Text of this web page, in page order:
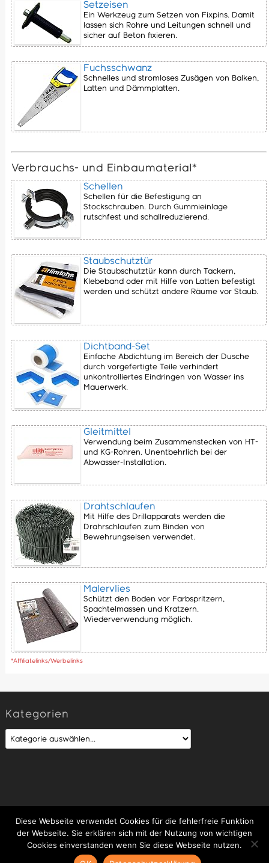
Setzeisen
Ein Werkzeug zum Setzen von Fixpins. Damit
lassen sich Rohre und Leitungen schnell und
sicher auf Beton fixieren.
Fuchsschwanz
Schnelles und stromloses Zusägen von Balken,
Latten und Dämmplatten.
Verbrauchs- und Einbaumaterial*
Schellen
Schellen für die Befestigung an
Stockschrauben. Durch Gummieinlage
rutschfest und schallreduzierend.
Staubschutztür
Die Staubschutztür kann durch Tackern,
Klebeband oder mit Hilfe von Latten befestigt
werden und schützt andere Räume vor Staub.
Dichtband-Set
Einfache Abdichtung im Bereich der Dusche
durch vorgefertigte Teile verhindert
unkontrolliertes Eindringen von Wasser ins
Mauerwerk.
Gleitmittel
Verwendung beim Zusammenstecken von HT-
und KG-Rohren. Unentbehrlich bei der
Abwasser-Installation.
Drahtschlaufen
Mit Hilfe des Drillapparats werden die
Drahrschlaufen zum Binden von
Bewehrungseisen verwendet.
Malervlies
Schützt den Boden vor Farbspritzern,
Spachtelmassen und Kratzern.
Wiederverwendung möglich.
*Affiliatelinks/Werbelinks
Kategorien
Impressum
Diese Webseite verwendet Cookies für die fehlerfreie Funktion
der Webseite. Sie erklären sich mit der Nutzung von wichtigen
Cookies einverstanden wenn Sie diese Webseite nutzen.